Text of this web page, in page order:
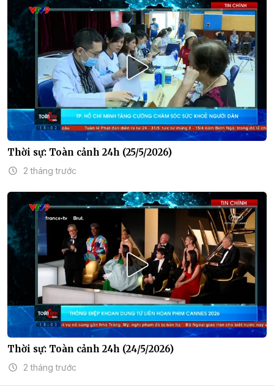
Thời sự: Toàn cảnh 24h (25/5/2026)
2 tháng trước
Thời sự: Toàn cảnh 24h (24/5/2026)
2 tháng trước